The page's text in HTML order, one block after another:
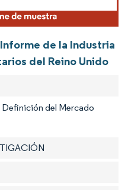
de la Industria
del Reino Unido
Definición del Mercado